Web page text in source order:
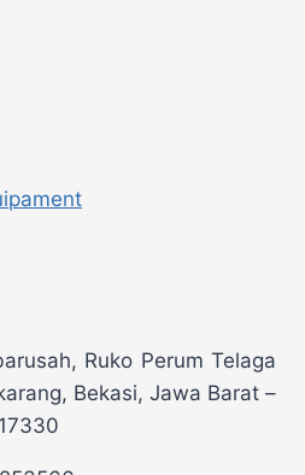
Ruko Perum Telaga
Bekasi, Jawa Barat –